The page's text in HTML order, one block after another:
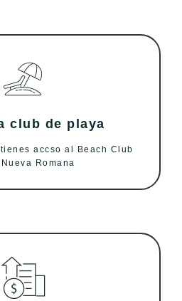
club de playa
accso al Beach Club
Romana